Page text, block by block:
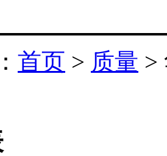
首页 > 质量 >